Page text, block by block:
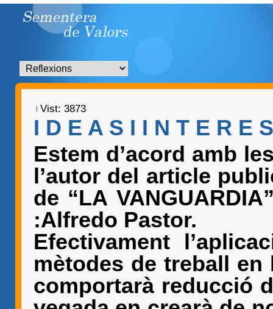
Vist: 3873
I D E A S I I N T E R E
Estem d’acord amb
l’autor del article
de “LA
:Alfredo Pastor.
Efectivament
mètodes de treball
comportarà reducció